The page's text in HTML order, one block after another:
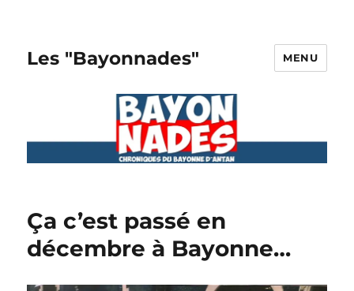
Les "Bayonnades" MENU
Ça c’est passé en
décembre à Bayonne…